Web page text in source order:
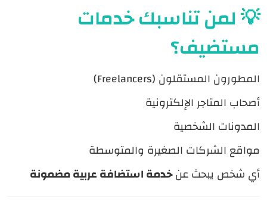
💡 لمن تناسبك خدمات
مستضيف؟
المطورون المستقلون (Freelancers)
أصحاب المتاجر الإلكترونية
المدونات الشخصية
مواقع الشركات الصغيرة والمتوسطة
أي شخص يبحث عنخدمة استضافة عربية مضمونة